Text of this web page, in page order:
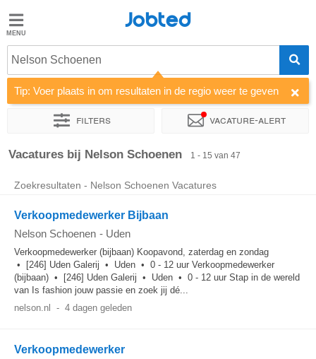
Jobted
Vacatures
Salarissen
Jobted
Nelson Schoenen
Tip: Voer plaats in om resultaten in de regio weer te geven
Filters Vacature-alert
Sorteer op Bedrijf Soort dienstverband
Vacatures bij Nelson Schoenen 1 - 15 van 47
Zoekresultaten - Nelson Schoenen Vacatures
Verkoopmedewerker Bijbaan
Nelson Schoenen - Uden
Verkoopmedewerker (bijbaan) Koopavond, zaterdag en zondag
• [246] Uden Galerij • Uden • 0 - 12 uur Verkoopmedewerker
(bijbaan) • [246] Uden Galerij • Uden • 0 - 12 uur Stap in de wereld
van Is fashion jouw passie en zoek jij dé...
nelson.nl
- 4 dagen geleden
Verkoopmedewerker